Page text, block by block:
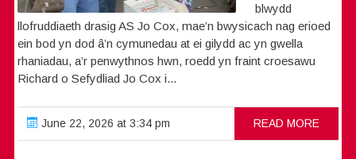
blwydd
llofruddiaeth drasig AS Jo Cox, mae’n bwysicach nag erioed
ein bod yn dod â’n cymunedau at ei gilydd ac yn gwella
rhaniadau, a’r penwythnos hwn, roedd yn fraint croesawu
Richard o Sefydliad Jo Cox i...
June 22, 2026 at 3:34 pm READ MORE